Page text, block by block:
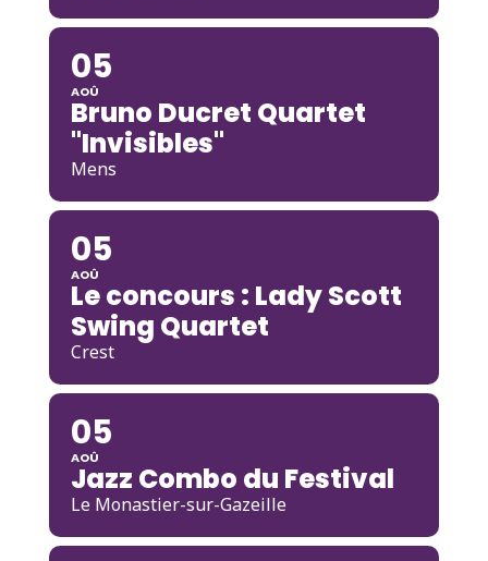
05
AOÛ
Bruno Ducret Quartet
"Invisibles"
Mens
05
AOÛ
Le concours : Lady Scott
Swing Quartet
Crest
05
AOÛ
Jazz Combo du Festival
Le Monastier-sur-Gazeille